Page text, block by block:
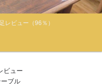
レビュー（96％）
ビュー
ブル